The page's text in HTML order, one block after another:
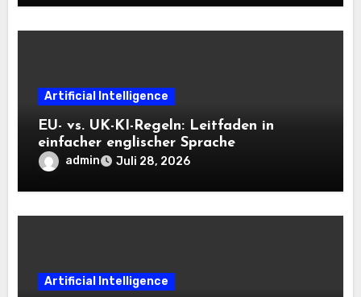
Artificial Intelligence
EU- vs. UK-KI-Regeln: Leitfaden in
einfacher englischer Sprache
admin Juli 28, 2026
Artificial Intelligence